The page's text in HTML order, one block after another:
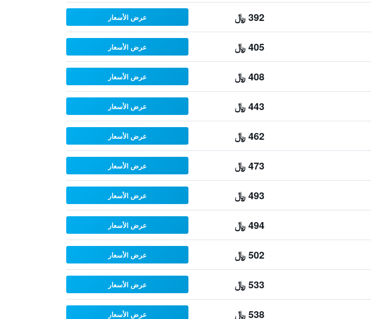
392 ﷼ عرض الأسعار
405 ﷼ عرض الأسعار
408 ﷼ عرض الأسعار
443 ﷼ عرض الأسعار
462 ﷼ عرض الأسعار
473 ﷼ عرض الأسعار
493 ﷼ عرض الأسعار
494 ﷼ عرض الأسعار
502 ﷼ عرض الأسعار
533 ﷼ عرض الأسعار
538 ﷼ عرض الأسعار